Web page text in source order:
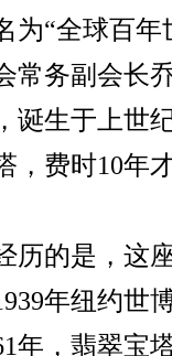
“全球百年
常务副会长
诞生于上世
，费时10年
的是，这座
年纽约世
年，翡翠宝